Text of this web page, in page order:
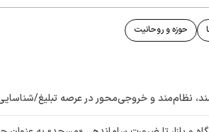
حوزه و روحانیت
و خروجی‌محور در عرصه تبلیغ/شناسایی ۵ هزار و ۲۰۰ نقطه تبلیغی در